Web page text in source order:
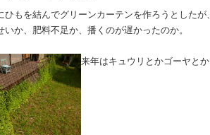
ひもを結んでグリーンカーテンを作ろうとした
いか、肥料不足か、播くのが遅かったのか。
来年はキュウリとかゴーヤと